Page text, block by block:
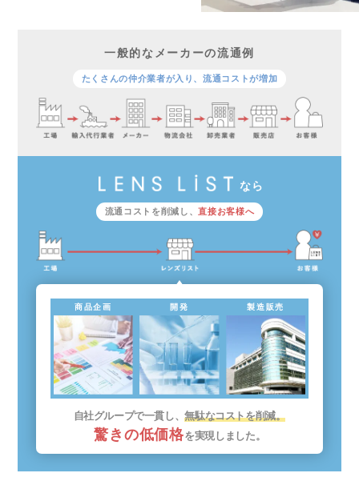
一般的なメーカーの流通例
たくさんの仲介業者が入り、流通コストが増加
なら
流通コストを削減し、直接お客様へ
商品企画 開発 製造販売
自社グループで一貫し、無駄なコストを削減。
驚きの低価格を実現しました。